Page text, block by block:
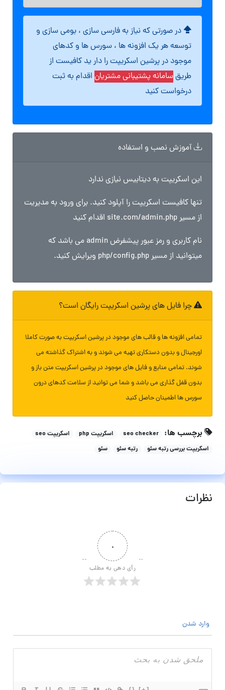
در صورتی که نیاز به فارسی سازی ، بومی سازی و
توسعه هر یک افزونه ها ، سورس ها و کدهای
موجود در پرشین اسکریپت را دار ید کافیست از
طریقسامانه پشتیبانی مشتریان اقدام به ثبت
درخواست کنید
آموزش نصب و استفاده
این اسکریپت به دیتابیس نیازی ندارد
تنها کافیست اسکریپت را آپلود کنید. برای ورود به مدیریت
از مسیر site.com/admin.php اقدام کنید
نام کاربری و رمز عبور پیشفرض admin می باشد که
میتوانید از مسیر php/config.php ویرایش کنید.
چرا فایل های پرشین اسکریپت رایگان است؟
تمامی افزونه ها و قالب های موجود در پرشین اسکریپت به صورت کاملا
اورجینال و بدون دستکاری تهیه می شوند و به اشتراک گذاشته می
شوند. تمامی منابع و فایل های موجود در پرشین اسکریپت متن باز و
بدون قفل گذاری می باشد و شما می توانید از سلامت کدهای درون
سورس ها اطمینان حاصل کنید
برچسب ها: seo checker اسکریپت php
اسکریپت seo
اسکریپت بررسی رتبه سئو
رتبه سئو سئو
نظرات
۰
رأی دهی به مطلب
وارد شدن